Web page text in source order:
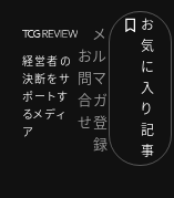
経営者の
決断をサ
ポートす
るメディ
ア
お
問
合
せ
メ
ル
マ
ガ
登
録
お
気
に
入
り
記
事